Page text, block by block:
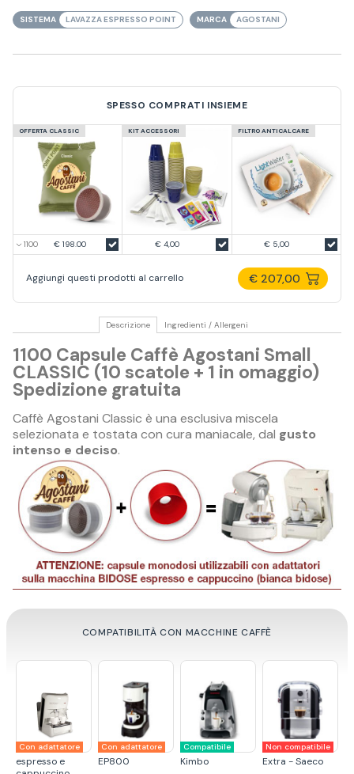
SISTEMA LAVAZZA ESPRESSO POINT MARCA AGOSTANI
SPESSO COMPRATI INSIEME
OFFERTA CLASSIC
€ 198.00
KIT ACCESSORI
€ 4,00
FILTRO ANTICALCARE
€ 5,00
Aggiungi questi prodotti al carrello € 207,00
Descrizione Ingredienti / Allergeni
1100 Capsule Caffè Agostani Small
CLASSIC (10 scatole + 1 in omaggio)
Spedizione gratuita
Caffè Agostani Classic è una esclusiva miscela
selezionata e tostata con cura maniacale, dal gusto
intenso e deciso.
COMPATIBILITÀ CON MACCHINE CAFFÈ
Non compatibile
Extra - Saeco
Non compatibile
LB850 - Lavazza
Compatibile
Capsy SGL
Compatibile
Maya -